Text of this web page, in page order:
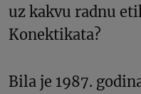
uz kakvu radnu
Konektikata?
Bila je 1987.